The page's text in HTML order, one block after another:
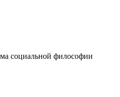
социальной философии